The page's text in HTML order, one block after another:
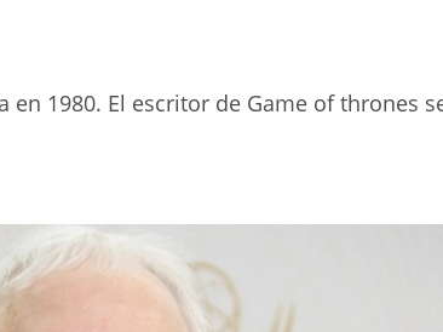
1980. El escritor de Game of thrones